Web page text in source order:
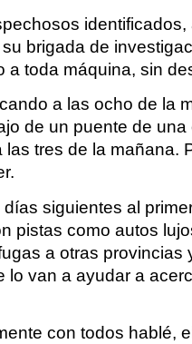
identificados,
brigada de
a toda máquina, sin
a las ocho de la
de un puente de
tres de la mañana.
siguientes al
pistas como autos
a otras provincias
lo van a ayudar a
con todos hablé,